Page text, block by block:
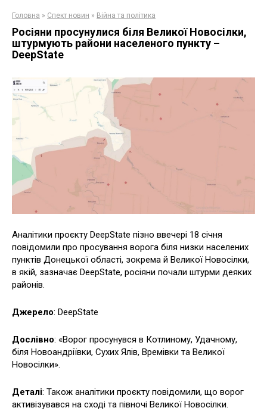
Головна » Спект новин » Війна та політика
Росіяни просунулися біля Великої Новосілки,
штурмують райони населеного пункту –
DeepState
Аналітики проєкту DeepState пізно ввечері 18 січня
повідомили про просування ворога біля низки населених
пунктів Донецької області, зокрема й Великої Новосілки,
в якій, зазначає DeepState, росіяни почали штурми деяких
районів.
Джерело: DeepState
Дослівно: «Ворог просунувся в Котлиному, Удачному,
біля Новоандріївки, Сухих Ялів, Времівки та Великої
Новосілки».
Деталі: Також аналітики проєкту повідомили, що ворог
активізувався на сході та півночі Великої Новосілки.